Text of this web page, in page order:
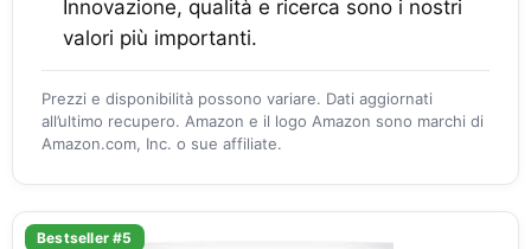
Innovazione, qualità e ricerca sono i nostri
valori più importanti.
Prezzi e disponibilità possono variare. Dati aggiornati
all’ultimo recupero. Amazon e il logo Amazon sono marchi di
Amazon.com, Inc. o sue affiliate.
Bestseller #5